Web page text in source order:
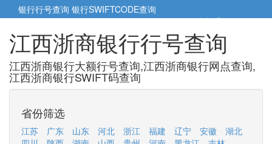
银行行号查询 银行SWIFTCODE查询
5cm小帮手5cm.cn
江西浙商银行行号查询
江西浙商银行大额行号查询,江西浙商银行网点查询,
江西浙商银行SWIFT码查询
省份筛选
江苏 广东 山东 河北 浙江 福建 辽宁 安徽
湖北